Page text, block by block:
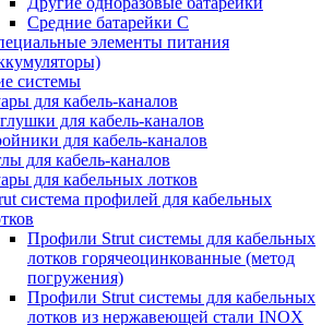
Средние батарейки C
элементы питания
системы
для кабель-каналов
для кабель-каналов
для кабель-каналов
для кабель-каналов
для кабельных лотков
система профилей для кабельных
Профили Strut системы для кабельных
лотков горячеоцинкованные (метод
погружения)
Профили Strut системы для кабельных
лотков из нержавеющей стали INOX